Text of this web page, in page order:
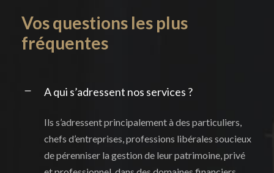
Vos questions les plus
fréquentes
A qui s’adressent nos services ?
Ils s’adressent principalement à des particuliers,
chefs d’entreprises, professions libérales soucieux
de pérenniser la gestion de leur patrimoine, privé